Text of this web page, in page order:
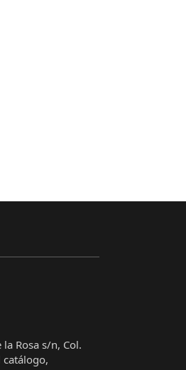
la Rosa s/n, Col.
catálogo,